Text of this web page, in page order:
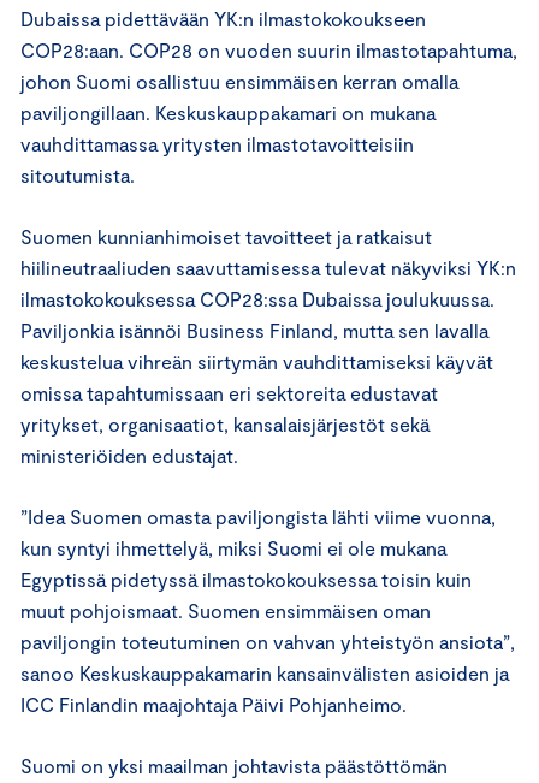
Dubaissa pidettävään YK:n ilmastokokoukseen
COP28:aan. COP28 on vuoden suurin ilmastotapahtuma,
johon Suomi osallistuu ensimmäisen kerran omalla
paviljongillaan. Keskuskauppakamari on mukana
vauhdittamassa yritysten ilmastotavoitteisiin
sitoutumista.
Suomen kunnianhimoiset tavoitteet ja ratkaisut
hiilineutraaliuden saavuttamisessa tulevat näkyviksi YK:n
ilmastokokouksessa COP28:ssa Dubaissa joulukuussa.
Paviljonkia isännöi Business Finland, mutta sen lavalla
keskustelua vihreän siirtymän vauhdittamiseksi käyvät
omissa tapahtumissaan eri sektoreita edustavat
yritykset, organisaatiot, kansalaisjärjestöt sekä
ministeriöiden edustajat.
”Idea Suomen omasta paviljongista lähti viime vuonna,
kun syntyi ihmettelyä, miksi Suomi ei ole mukana
Egyptissä pidetyssä ilmastokokouksessa toisin kuin
muut pohjoismaat. Suomen ensimmäisen oman
paviljongin toteutuminen on vahvan yhteistyön ansiota”,
sanoo Keskuskauppakamarin kansainvälisten asioiden ja
ICC Finlandin maajohtaja Päivi Pohjanheimo.
Suomi on yksi maailman johtavista päästöttömän